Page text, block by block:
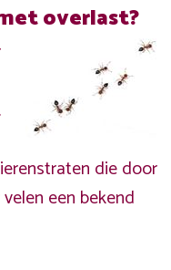
overlast?
die door
een bekend